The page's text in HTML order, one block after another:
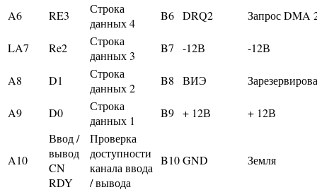
A6 RE3
Строка
данных 4
B6 DRQ2 Запрос DMA
LA7 Re2
Строка
данных 3
B7 -12В -12В
A8 D1
Строка
данных 2
B8 ВИЭ
A9 D0
Строка
данных 1
B9 + 12В + 12В
A10
Ввод /
вывод
CN
RDY
Проверка
доступности
канала ввода
/ вывода
B10GND Земля